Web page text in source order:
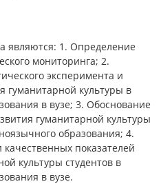
являются: 1. Определение
мониторинга; 2.
эксперимента и
гуманитарной культуры в
в вузе; 3. Обоснование
гуманитарной культуры
образования; 4.
показателей
культуры студентов в
в вузе.